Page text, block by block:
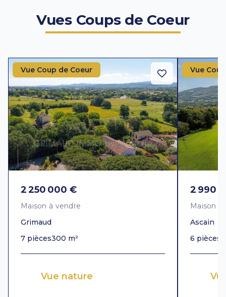
Vues Coups de Coeur
Vue Coup de Coeur
2 250 000 €
Maison à vendre
Grimaud
7 pièces300 m²
Vue nature
Vue
2 990
Maison à
Ascain
6 pièces